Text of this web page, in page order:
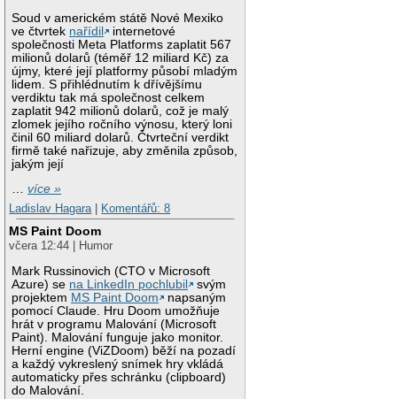
Soud v americkém státě Nové Mexiko
ve čtvrtek nařídil
internetové
společnosti Meta Platforms zaplatit 567
milionů dolarů (téměř 12 miliard Kč) za
újmy, které její platformy působí mladým
lidem. S přihlédnutím k dřívějšímu
verdiktu tak má společnost celkem
zaplatit 942 milionů dolarů, což je malý
zlomek jejího ročního výnosu, který loni
činil 60 miliard dolarů. Čtvrteční verdikt
firmě také nařizuje, aby změnila způsob,
jakým její
…více »
Ladislav Hagara
Komentářů: 8
MS Paint Doom
včera 12:44 | Humor
Mark Russinovich (CTO v Microsoft
Azure) se na LinkedIn pochlubil
svým
projektem MS Paint Doom
napsaným
pomocí Claude. Hru Doom umožňuje
hrát v programu Malování (Microsoft
Paint). Malování funguje jako monitor.
Herní engine (ViZDoom) běží na pozadí
a každý vykreslený snímek hry vkládá
automaticky přes schránku (clipboard)
do Malování.